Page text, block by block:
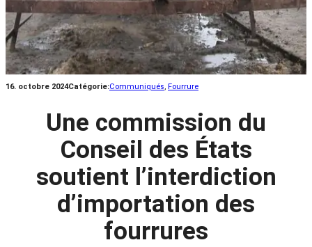
16. octobre 2024Catégorie:Communiqués, Fourrure
Une commission du
Conseil des États
soutient l’interdiction
d’importation des
fourrures